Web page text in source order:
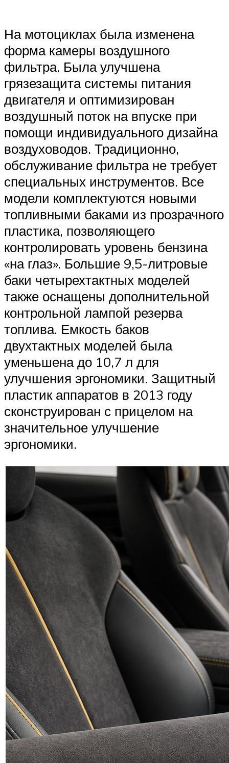
На мотоциклах была изменена
форма камеры воздушного
фильтра. Была улучшена
грязезащита системы питания
двигателя и оптимизирован
воздушный поток на впуске при
помощи индивидуального дизайна
воздуховодов. Традиционно,
обслуживание фильтра не требует
специальных инструментов. Все
модели комплектуются новыми
топливными баками из прозрачного
пластика, позволяющего
контролировать уровень бензина
«на глаз». Большие 9,5-литровые
баки четырехтактных моделей
также оснащены дополнительной
контрольной лампой резерва
топлива. Емкость баков
двухтактных моделей была
уменьшена до 10,7 л для
улучшения эргономики. Защитный
пластик аппаратов в 2013 году
сконструирован с прицелом на
значительное улучшение
эргономики.